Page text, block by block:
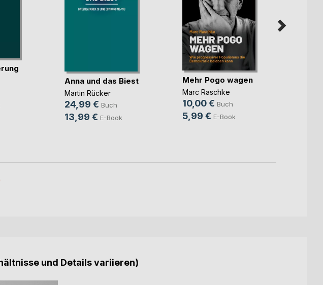
Anna und das Biest
Martin Rücker
24,99 € Buch
13,99 € E-Book
Mehr Pogo wagen
Marc Raschke
10,00 € Buch
5,99 € E-Book
und Details variieren)